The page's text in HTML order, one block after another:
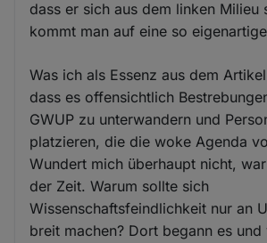
dass er sich aus dem linken Milieu
kommt man auf eine so
Was ich als Essenz aus dem
dass es offensichtlich
GWUP zu unterwandern und
platzieren, die die woke Agenda
Wundert mich überhaupt nicht,
der Zeit. Warum sollte sich
Wissenschaftsfeindlichkeit nur an
breit machen? Dort begann es